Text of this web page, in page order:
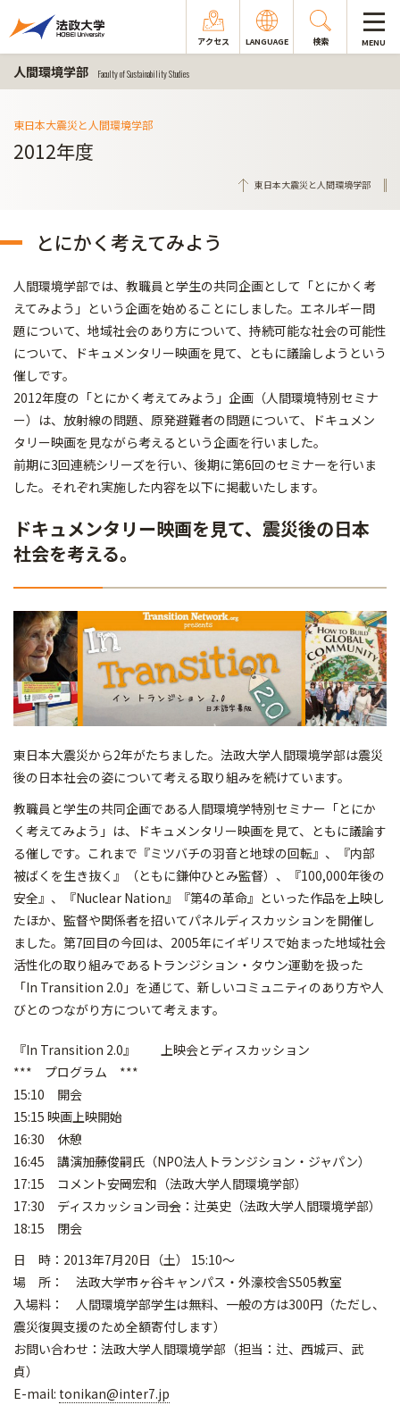
アクセス LANGUAGE 検索 MENU
人間環境学部 Faculty of Sustainability Studies
東日本大震災と人間環境学部
2012年度
東日本大震災と人間環境学部
とにかく考えてみよう
人間環境学部では、教職員と学生の共同企画として「とにかく考
えてみよう」という企画を始めることにしました。エネルギー問
題について、地域社会のあり方について、持続可能な社会の可能性
について、ドキュメンタリー映画を見て、ともに議論しようという
催しです。
2012年度の「とにかく考えてみよう」企画（人間環境特別セミナ
ー）は、放射線の問題、原発避難者の問題について、ドキュメン
タリー映画を見ながら考えるという企画を行いました。
前期に3回連続シリーズを行い、後期に第6回のセミナーを行いま
した。それぞれ実施した内容を以下に掲載いたします。
ドキュメンタリー映画を見て、震災後の日本
社会を考える。
東日本大震災から2年がたちました。法政大学人間環境学部は震災
後の日本社会の姿について考える取り組みを続けています。
教職員と学生の共同企画である人間環境学特別セミナー「とにか
く考えてみよう」は、ドキュメンタリー映画を見て、ともに議論す
る催しです。これまで『ミツバチの羽音と地球の回転』、『内部
被ばくを生き抜く』（ともに鎌仲ひとみ監督）、『100,000年後の
安全』、『Nuclear Nation』『第4の革命』といった作品を上映し
たほか、監督や関係者を招いてパネルディスカッションを開催し
ました。第7回目の今回は、2005年にイギリスで始まった地域社会
活性化の取り組みであるトランジション・タウン運動を扱った
「In Transition 2.0」を通じて、新しいコミュニティのあり方や人
びとのつながり方について考えます。
『In Transition 2.0』 上映会とディスカッション
*** プログラム ***
15:10 開会
15:15 映画上映開始
16:30 休憩
16:45 講演――加藤俊嗣氏（NPO法人トランジション・ジャパン）
17:15 コメント――安岡宏和（法政大学人間環境学部）
17:30 ディスカッション――司会：辻英史（法政大学人間環境学部）
18:15 閉会
日 時：2013年7月20日（土） 15:10～
場 所： 法政大学市ヶ谷キャンパス・外濠校舎S505教室
入場料： 人間環境学部学生は無料、一般の方は300円（ただし、
震災復興支援のため全額寄付します）
お問い合わせ：法政大学人間環境学部（担当：辻、西城戸、武
貞）
E-mail: tonikan@inter7.jp